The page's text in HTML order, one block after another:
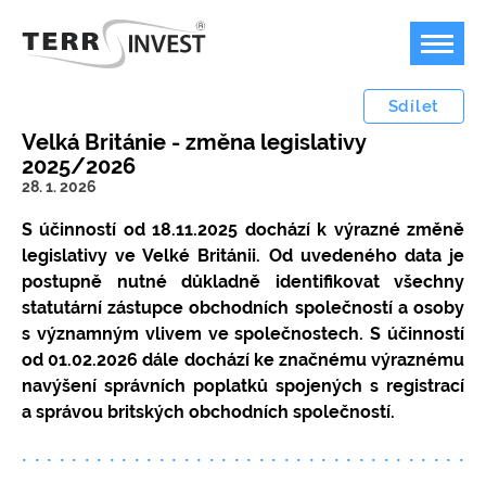
Plán B pro podnikání v dobách temna
Možnost a příklady využití offshore firem
Kdy není možné offshore společnost použít?
Koupit ready-made společnost / nabídka
společností k převodu
Jak založit offshore IBC / LLC / LTD?
Ochrana majetku, anonymní vlastnictví
Bankovnictví
Bankovní účty v zahraničí
FOREX, kryptoměny, akcie
Jurisdikce
Marshallovy ostrovy
USA
Přestěhujte svoji firmu do USA
Ceník
Ceník poskytovaných služeb
Speciální společnosti / struktury
Kontakty
Sdílet
Velká Británie - změna legislativy
2025/2026
28. 1. 2026
S účinností od 18.11.2025 dochází k výrazné změně
legislativy ve Velké Británii. Od uvedeného data je
postupně nutné důkladně identifikovat všechny
statutární zástupce obchodních společností a osoby
s významným vlivem ve společnostech. S účinností
od 01.02.2026 dále dochází ke značnému výraznému
navýšení správních poplatků spojených s registrací
a správou britských obchodních společností.